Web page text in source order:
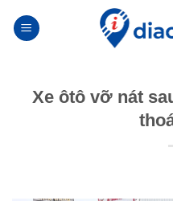
Xe ôtô vỡ nát